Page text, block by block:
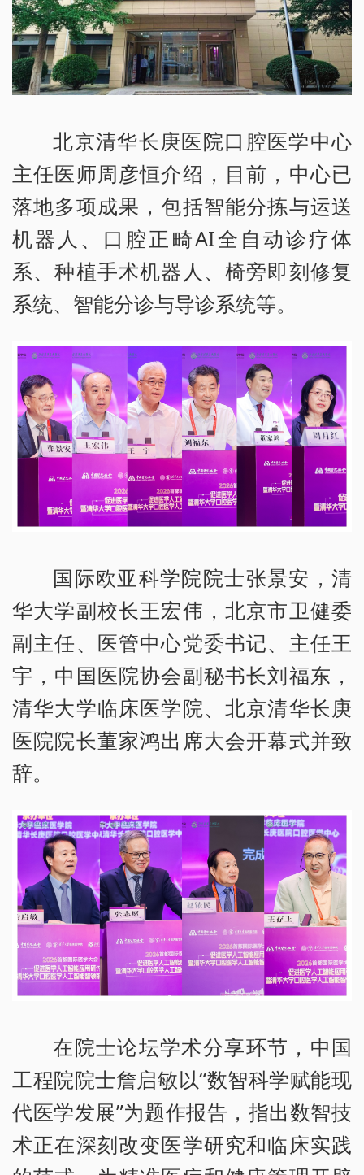
北京清华长庚医院口腔医学中心
主任医师周彦恒介绍，目前，中心已
落地多项成果，包括智能分拣与运送
机器人、口腔正畸AI全自动诊疗体
系、种植手术机器人、椅旁即刻修复
系统、智能分诊与导诊系统等。
国际欧亚科学院院士张景安，清
华大学副校长王宏伟，北京市卫健委
副主任、医管中心党委书记、主任王
宇，中国医院协会副秘书长刘福东，
清华大学临床医学院、北京清华长庚
医院院长董家鸿出席大会开幕式并致
辞。
在院士论坛学术分享环节，中国
工程院院士詹启敏以“数智科学赋能现
代医学发展”为题作报告，指出数智技
术正在深刻改变医学研究和临床实践